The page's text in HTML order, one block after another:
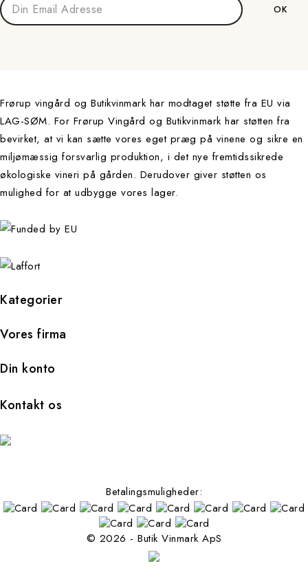
Frørup vingård og Butikvinmark har modtaget støtte fra EU via
LAG-SØM. For Frørup Vingård og Butikvinmark har støtten fra
bevirket, at vi kan sætte vores eget præg på vinene og sikre en
miljømæssig forsvarlig produktion, i det nye fremtidssikrede
økologiske vineri på gården. Derudover giver støtten os
mulighed for at udbygge vores lager.
Kategorier
Vores firma
Din konto
Kontakt os
Betalingsmuligheder:
© 2026 - Butik Vinmark ApS